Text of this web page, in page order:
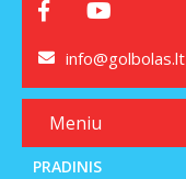
info@golbolas.lt
Meniu
PRADINIS